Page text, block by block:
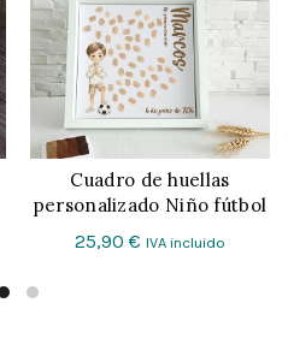
CONFIGURAR
Cuadro de huellas
personalizado Niño fútbol
25,90 € IVA incluido